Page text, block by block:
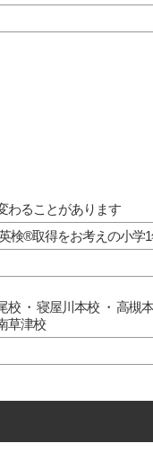
わることがあります
検®取得をお考えの小学
校・寝屋川本校 ・ 高槻
草津校